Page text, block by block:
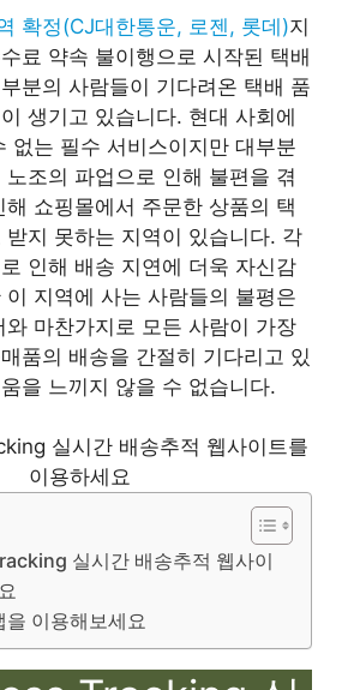
확정(CJ대한통운, 로젠, 롯데)지
료 약속 불이행으로 시작된 택배
분의 사람들이 기다려온 택배 품
생기고 있습니다. 현대 사회에
없는 필수 서비스이지만 대부분
조의 파업으로 인해 불편을 겪
쇼핑몰에서 주문한 상품의 택
받지 못하는 지역이 있습니다. 각
인해 배송 지연에 더욱 자신감
지역에 사는 사람들의 불평은
와 마찬가지로 모든 사람이 가장
품의 배송을 간절히 기다리고 있
을 느끼지 않을 수 없습니다.
실시간 배송추적 웹사이트를
이용하세요
실시간 배송추적 웹사이
이용해보세요